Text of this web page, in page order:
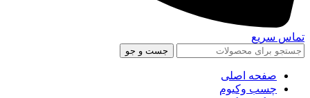
تماس سریع
جست و جو
صفحه اصلی
چسب وکیوم